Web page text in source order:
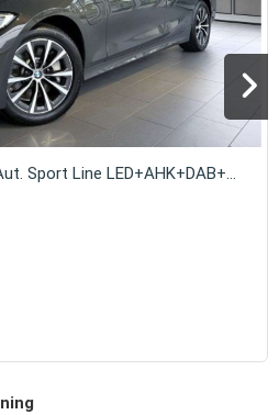
Sport Line LED+AHK+DAB+SPUR+